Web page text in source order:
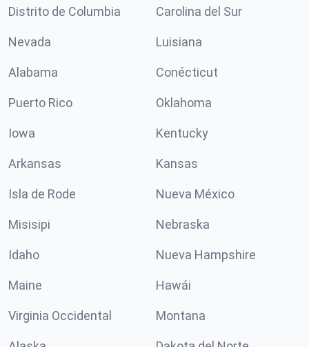
Distrito de Columbia Carolina del Sur
Nevada Luisiana
Alabama Conécticut
Puerto Rico Oklahoma
Iowa Kentucky
Arkansas Kansas
Isla de Rode Nueva México
Misisipi Nebraska
Idaho Nueva Hampshire
Maine Hawái
Virginia Occidental Montana